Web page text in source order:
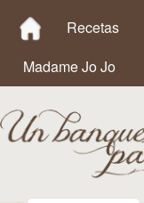
MAIN MENU
Recetas
Madame Jo Jo